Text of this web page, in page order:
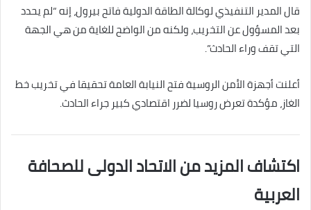
قال المدير التنفيذي لوكالة الطاقة الدولية فاتح بيرول، إنه “لم يحدد
بعد المسؤول عن التخريب، ولكنه من الواضح للغاية من هي الجهة
التي تقف وراء الحادث”.
أعلنت أجهزة الأمن الروسية فتح النيابة العامة تحقيقا في تخريب خط
الغاز، مؤكدة تعرض روسيا لضرر اقتصادي كبير جراء الحادث.
اكتشاف المزيد من الاتحاد الدولى للصحافة
العربية